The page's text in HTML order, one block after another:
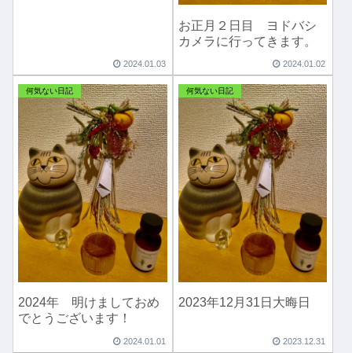
2024.01.03
お正月２日目 ヨドバシ
カメラに行ってきます。
2024.01.02
何気ない日記
2024年 明けましておめ
でとうございます！
2024.01.01
何気ない日記
2023年12月31日大晦日
2023.12.31